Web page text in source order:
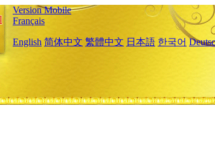
Version Mobile
Français
English 简体中文 繁體中文 日本語 한국어